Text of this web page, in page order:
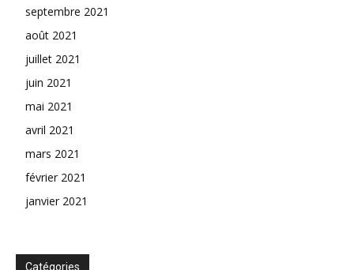
septembre 2021
août 2021
juillet 2021
juin 2021
mai 2021
avril 2021
mars 2021
février 2021
janvier 2021
Catégories